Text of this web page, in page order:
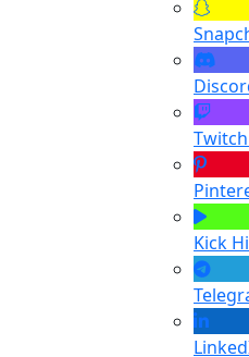
Twitch
Kick